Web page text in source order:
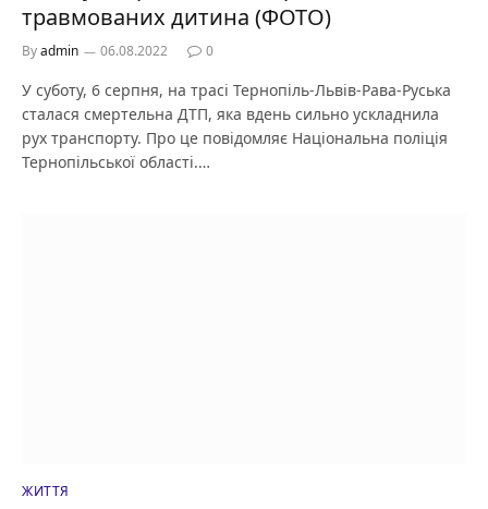
травмованих дитина (ФОТО)
Byadmin 06.08.2022 0
У суботу, 6 серпня, на трасі Тернопіль-Львів-Рава-Руська
сталася смертельна ДТП, яка вдень сильно ускладнила
рух транспорту. Про це повідомляє Національна поліція
Тернопільської області.…
ЖИТТЯ